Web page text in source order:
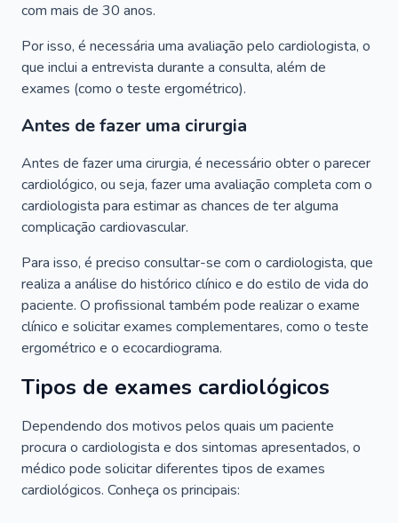
com mais de 30 anos.
Por isso, é necessária uma avaliação pelo cardiologista, o
que inclui a entrevista durante a consulta, além de
exames (como o teste ergométrico).
Antes de fazer uma cirurgia
Antes de fazer uma cirurgia, é necessário obter o parecer
cardiológico, ou seja, fazer uma avaliação completa com o
cardiologista para estimar as chances de ter alguma
complicação cardiovascular.
Para isso, é preciso consultar-se com o cardiologista, que
realiza a análise do histórico clínico e do estilo de vida do
paciente. O profissional também pode realizar o exame
clínico e solicitar exames complementares, como o teste
ergométrico e o ecocardiograma.
Tipos de exames cardiológicos
Dependendo dos motivos pelos quais um paciente
procura o cardiologista e dos sintomas apresentados, o
médico pode solicitar diferentes tipos de exames
cardiológicos. Conheça os principais: